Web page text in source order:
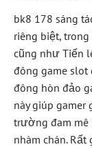
bk8 178 sáng
riêng biệt,
cũng như Tiến
đông game slot
đông hòn đảo
này giúp gamer
trường đam mê
nhàm chán.